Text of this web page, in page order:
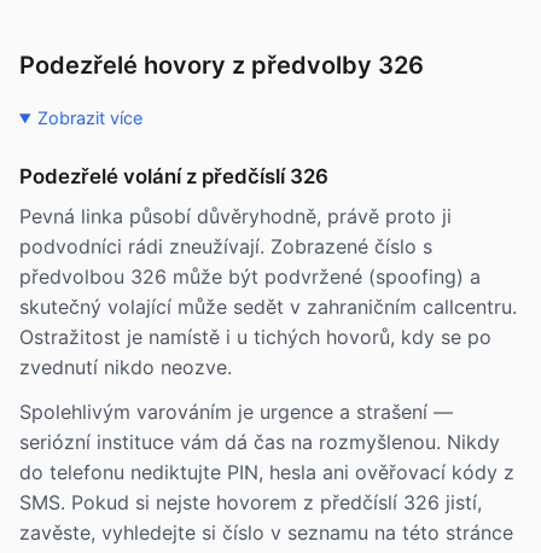
Podezřelé hovory z předvolby 326
Zobrazit více
Podezřelé volání z předčíslí 326
Pevná linka působí důvěryhodně, právě proto ji
podvodníci rádi zneužívají. Zobrazené číslo s
předvolbou 326 může být podvržené (spoofing) a
skutečný volající může sedět v zahraničním callcentru.
Ostražitost je namístě i u tichých hovorů, kdy se po
zvednutí nikdo neozve.
Spolehlivým varováním je urgence a strašení —
seriózní instituce vám dá čas na rozmyšlenou. Nikdy
do telefonu nediktujte PIN, hesla ani ověřovací kódy z
SMS. Pokud si nejste hovorem z předčíslí 326 jistí,
zavěste, vyhledejte si číslo v seznamu na této stránce